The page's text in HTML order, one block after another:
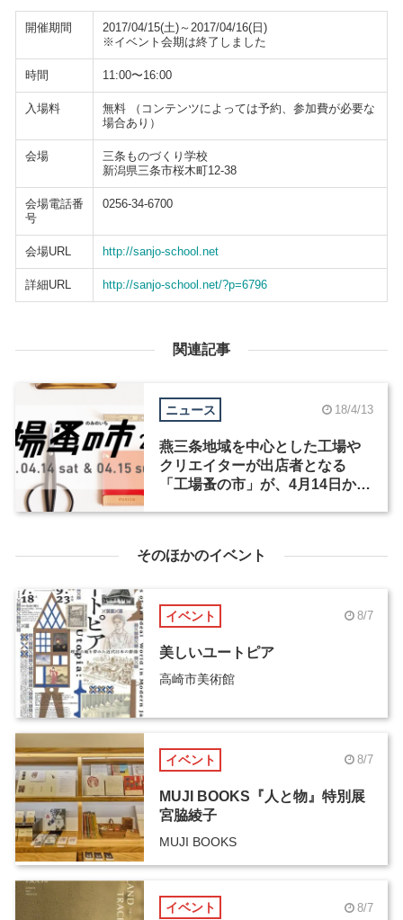
開催期間
2017/04/15(土)～2017/04/16(日)
※イベント会期は終了しました
時間 11:00〜16:00
入場料
無料 （コンテンツによっては予約、参加費が必要な
場合あり）
会場
三条ものづくり学校
新潟県三条市桜木町12-38
会場電話番
号
0256-34-6700
会場URL http://sanjo-school.net
詳細URL http://sanjo-school.net/?p=6796
関連記事
ニュース 18/4/13
燕三条地域を中心とした工場や
クリエイターが出店者となる
「工場蚤の市」が、4月14日から
そのほかのイベント
イベント 8/7
美しいユートピア
高崎市美術館
イベント 8/7
MUJI BOOKS『人と物』特別展
宮脇綾子
MUJI BOOKS
イベント 8/7